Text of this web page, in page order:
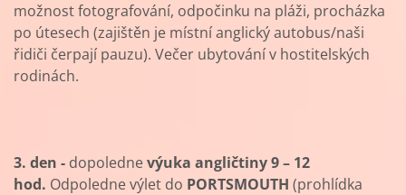
možnost fotografování, odpočinku na pláži, procházka
po útesech (zajištěn je místní anglický autobus/naši
řidiči čerpají pauzu). Večer ubytování v hostitelských
rodinách.
3. den - dopolednevýuka angličtiny 9 – 12
hod. Odpoledne výlet do PORTSMOUTH (prohlídka